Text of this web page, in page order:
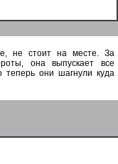
не стоит на месте. За
она выпускает все
теперь они шагнули куда